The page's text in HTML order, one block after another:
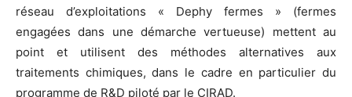
réseau d’exploitations « Dephy fermes » (fermes
engagées dans une démarche vertueuse) mettent au
point et utilisent des méthodes alternatives aux
traitements chimiques, dans le cadre en particulier du
programme de R&D piloté par le CIRAD.